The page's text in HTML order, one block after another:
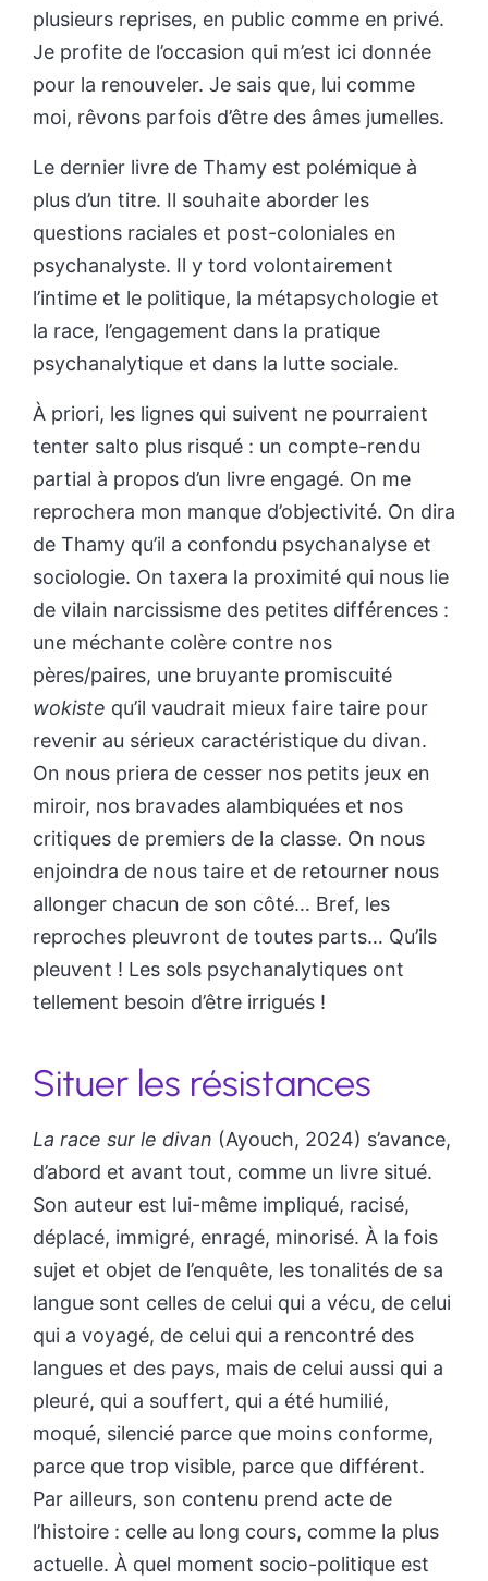
plusieurs reprises, en public comme en privé.
Je profite de l’occasion qui m’est ici donnée
pour la renouveler. Je sais que, lui comme
moi, rêvons parfois d’être des âmes jumelles.
Le dernier livre de Thamy est polémique à
plus d’un titre. Il souhaite aborder les
questions raciales et post-coloniales en
psychanalyste. Il y tord volontairement
l’intime et le politique, la métapsychologie et
la race, l’engagement dans la pratique
psychanalytique et dans la lutte sociale.
À priori, les lignes qui suivent ne pourraient
tenter salto plus risqué : un compte-rendu
partial à propos d’un livre engagé. On me
reprochera mon manque d’objectivité. On dira
de Thamy qu’il a confondu psychanalyse et
sociologie. On taxera la proximité qui nous lie
de vilain narcissisme des petites différences :
une méchante colère contre nos
pères/paires, une bruyante promiscuité
wokiste qu’il vaudrait mieux faire taire pour
revenir au sérieux caractéristique du divan.
On nous priera de cesser nos petits jeux en
miroir, nos bravades alambiquées et nos
critiques de premiers de la classe. On nous
enjoindra de nous taire et de retourner nous
allonger chacun de son côté… Bref, les
reproches pleuvront de toutes parts… Qu’ils
pleuvent ! Les sols psychanalytiques ont
tellement besoin d’être irrigués !
Situer les résistances
La race sur le divan (Ayouch, 2024) s’avance,
d’abord et avant tout, comme un livre situé.
Son auteur est lui-même impliqué, racisé,
déplacé, immigré, enragé, minorisé. À la fois
sujet et objet de l’enquête, les tonalités de sa
langue sont celles de celui qui a vécu, de celui
qui a voyagé, de celui qui a rencontré des
langues et des pays, mais de celui aussi qui a
pleuré, qui a souffert, qui a été humilié,
moqué, silencié parce que moins conforme,
parce que trop visible, parce que différent.
Par ailleurs, son contenu prend acte de
l’histoire : celle au long cours, comme la plus
actuelle. À quel moment socio-politique est